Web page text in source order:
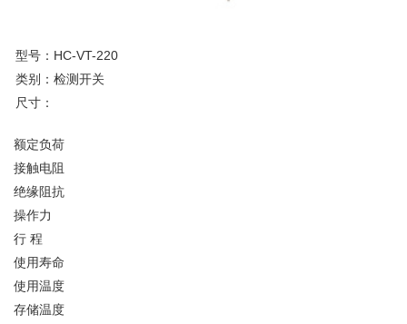
型号：HC-VT-220
类别：检测开关
尺寸：
额定负荷
接触电阻
绝缘阻抗
操作力
行 程
使用寿命
使用温度
存储温度